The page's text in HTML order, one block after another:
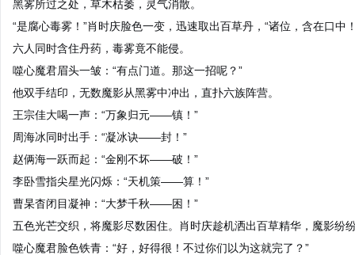
黑雾所过之处，草木枯萎，灵气消散。
“是腐心毒雾！”肖时庆脸色一变，迅速取出百草丹，“诸位，含在口中
六人同时含住丹药，毒雾竟不能侵。
噬心魔君眉头一皱：“有点门道。那这一招呢？”
他双手结印，无数魔影从黑雾中冲出，直扑六族阵营。
王宗佳大喝一声：“万象归元——镇！”
周海冰同时出手：“凝冰诀——封！”
赵俩海一跃而起：“金刚不坏——破！”
李卧雪指尖星光闪烁：“天机策——算！”
曹杲杳闭目凝神：“大梦千秋——困！”
五色光芒交织，将魔影尽数困住。肖时庆趁机洒出百草精华，魔影纷
噬心魔君脸色铁青：“好，好得很！不过你们以为这就完了？”